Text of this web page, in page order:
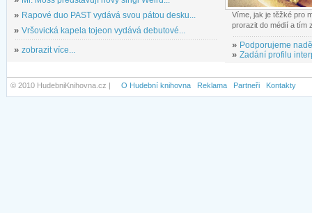
» Rapové duo PAST vydává svou pátou desku...
» Vršovická kapela tojeon vydává debutové...
» zobrazit více...
Víme, jak je těžké pro
prorazit do médií a tím
» Podporujeme
» Zadání profilu
© 2010 HudebniKnihovna.cz | O Hudební knihovna Reklama Partneři Kontakty